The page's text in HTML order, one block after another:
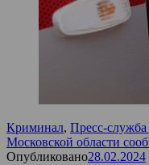
Криминал, Пресс-
Московской области
Опубликовано28.02.2024